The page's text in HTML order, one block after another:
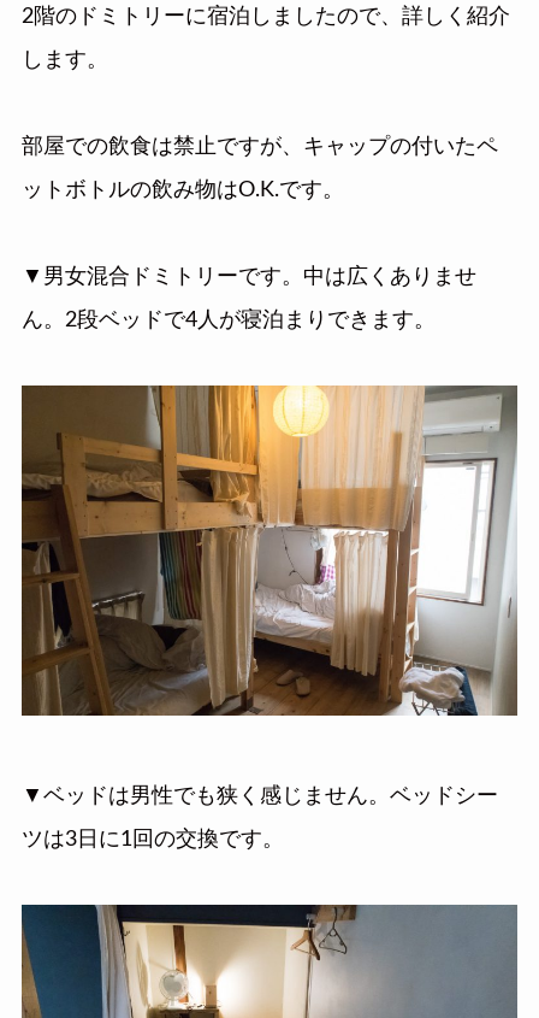
2階のドミトリーに宿泊しましたので、詳しく紹介
します。
部屋での飲食は禁止ですが、キャップの付いたペ
ットボトルの飲み物はO.K.です。
▼男女混合ドミトリーです。中は広くありませ
ん。2段ベッドで4人が寝泊まりできます。
▼ベッドは男性でも狭く感じません。ベッドシー
ツは3日に1回の交換です。